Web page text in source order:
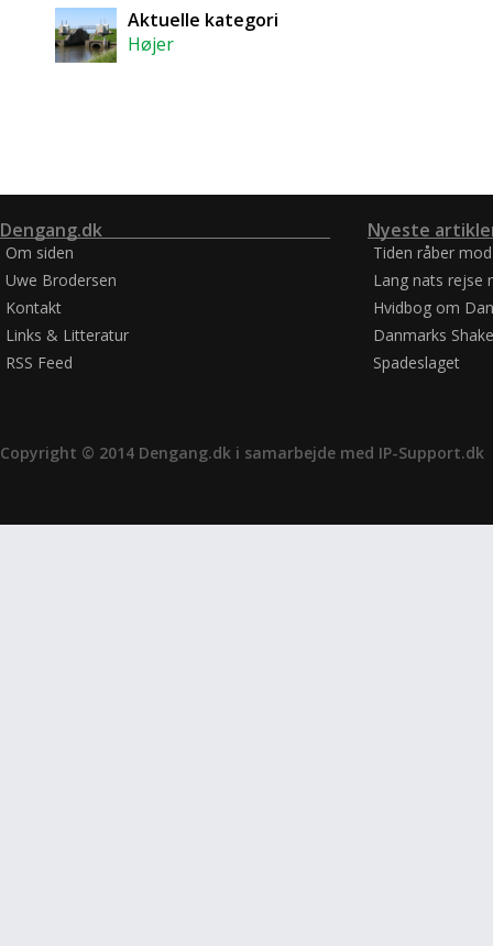
Aktuelle kategori
Højer
Dengang.dk
Om siden
Uwe Brodersen
Kontakt
Links & Litteratur
RSS Feed
Nyeste
Tiden råber
Lang nats rejse
Hvidbog om
Danmarks
Spadeslaget
Copyright © 2014 Dengang.dk i samarbejde med IP-Support.dk